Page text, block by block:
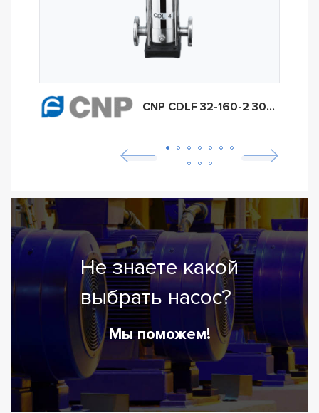
CNP CDLF 32-160-2 30kW
Не знаете какой
выбрать насос?
Мы поможем!